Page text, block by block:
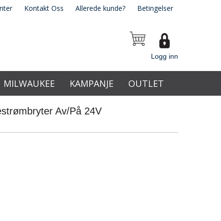
Kontakt Oss Allerede kunde? Betingelser
Logg inn
MILWAUKEE KAMPANJE OUTLET
Av/På 24V